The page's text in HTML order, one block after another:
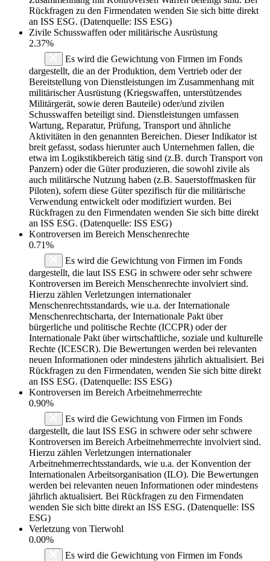
Rückfragen zu den Firmendaten wenden Sie sich bitte direkt
an ISS ESG. (Datenquelle: ISS ESG)
Zivile Schusswaffen oder militärische Ausrüstung
2.37%
Es wird die Gewichtung von Firmen im Fonds
dargestellt, die an der Produktion, dem Vertrieb oder der
Bereitstellung von Dienstleistungen im Zusammenhang mit
militärischer Ausrüstung (Kriegswaffen, unterstützendes
Militärgerät, sowie deren Bauteile) oder/und zivilen
Schusswaffen beteiligt sind. Dienstleistungen umfassen
Wartung, Reparatur, Prüfung, Transport und ähnliche
Aktivitäten in den genannten Bereichen. Dieser Indikator ist
breit gefasst, sodass hierunter auch Unternehmen fallen, die
etwa im Logikstikbereich tätig sind (z.B. durch Transport von
Panzern) oder die Güter produzieren, die sowohl zivile als
auch militärsche Nutzung haben (z.B. Sauerstoffmasken für
Piloten), sofern diese Güter spezifisch für die militärische
Verwendung entwickelt oder modifiziert wurden. Bei
Rückfragen zu den Firmendaten wenden Sie sich bitte direkt
an ISS ESG. (Datenquelle: ISS ESG)
Kontroversen im Bereich Menschenrechte
0.71%
Es wird die Gewichtung von Firmen im Fonds
dargestellt, die laut ISS ESG in schwere oder sehr schwere
Kontroversen im Bereich Menschenrechte involviert sind.
Hierzu zählen Verletzungen internationaler
Menschenrechtsstandards, wie u.a. der Internationale
Menschenrechtscharta, der Internationale Pakt über
bürgerliche und politische Rechte (ICCPR) oder der
Internationale Pakt über wirtschaftliche, soziale und kulturelle
Rechte (ICESCR). Die Bewertungen werden bei relevanten
neuen Informationen oder mindestens jährlich aktualisiert. Bei
Rückfragen zu den Firmendaten, wenden Sie sich bitte direkt
an ISS ESG. (Datenquelle: ISS ESG)
Kontroversen im Bereich Arbeitnehmerrechte
0.90%
Es wird die Gewichtung von Firmen im Fonds
dargestellt, die laut ISS ESG in schwere oder sehr schwere
Kontroversen im Bereich Arbeitnehmerrechte involviert sind.
Hierzu zählen Verletzungen internationaler
Arbeitnehmerrechtsstandards, wie u.a. der Konvention der
Internationalen Arbeitsorganisation (ILO). Die Bewertungen
werden bei relevanten neuen Informationen oder mindestens
jährlich aktualisiert. Bei Rückfragen zu den Firmendaten
wenden Sie sich bitte direkt an ISS ESG. (Datenquelle: ISS
ESG)
Verletzung von Tierwohl
0.00%
Es wird die Gewichtung von Firmen im Fonds